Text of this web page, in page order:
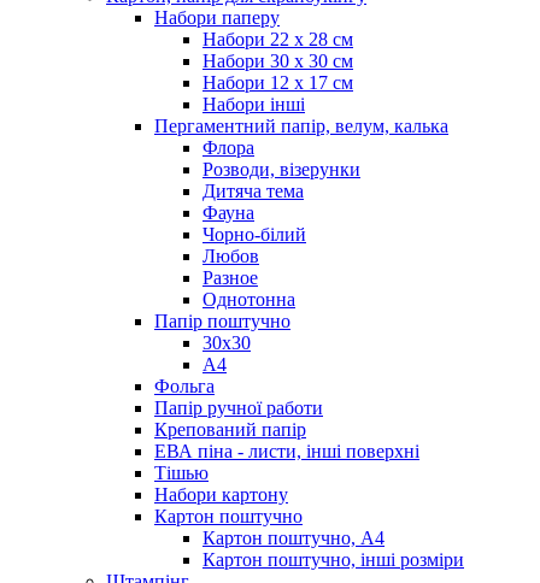
Набори паперу
Набори 22 х 28 см
Набори 30 х 30 см
Набори 12 х 17 см
Набори інші
Пергаментний папір, велум, калька
Флора
Розводи, візерунки
Дитяча тема
Фауна
Чорно-білий
Любов
Разное
Однотонна
Папір поштучно
30х30
А4
Фольга
Папір ручної работи
Крепований папір
ЕВА піна - листи, інші поверхні
Тішью
Набори картону
Картон поштучно
Картон поштучно, А4
Картон поштучно, інші розміри